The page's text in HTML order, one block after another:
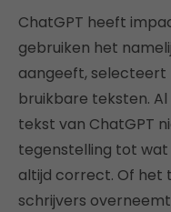
ChatGPT heeft
gebruiken het
aangeeft,
bruikbare teksten.
tekst van ChatGPT
tegenstelling tot
altijd correct. Of het
schrijvers